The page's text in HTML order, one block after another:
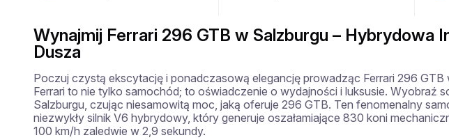
Wynajmij Ferrari 296 GTB w Salzburgu – Hybrydowa
Dusza
Poczuj czystą ekscytację i ponadczasową elegancję prowadząc Ferrari 296 GTB
Ferrari to nie tylko samochód; to oświadczenie o wydajności i luksusie. Wyobraź
Salzburgu, czując niesamowitą moc, jaką oferuje 296 GTB. Ten fenomenalny
niezwykły silnik V6 hybrydowy, który generuje oszałamiające 830 koni
100 km/h zaledwie w 2,9 sekundy.